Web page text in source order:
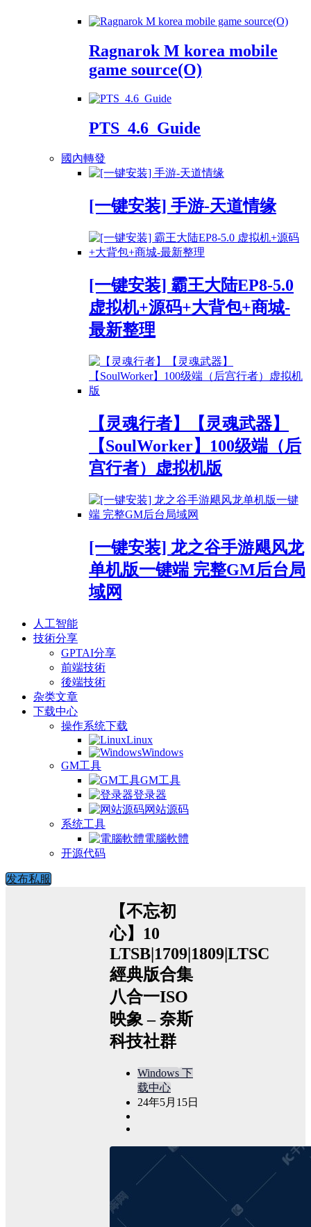
Ragnarok M korea mobile
game source(O)
PTS_4.6_Guide
國內轉發
[一键安装] 手游-天道情缘
[一键安装] 霸王大陆EP8-5.0
虚拟机+源码+大背包+商城-
最新整理
【灵魂行者】【灵魂武器】
【SoulWorker】100级端（后
宫行者）虚拟机版
[一键安装] 龙之谷手游飓风龙
单机版一键端 完整GM后台局
域网
人工智能
技術分享
GPTAI分享
前端技術
後端技術
杂类文章
下载中心
操作系统下载
Linux
Windows
GM工具
GM工具
登录器
网站源码
系统工具
電腦軟體
开源代码
发布私服
【不忘初
心】10
LTSB|1709|1809|LTSC
經典版合集
八合一ISO
映象 – 奈斯
科技社群
Windows 下
载中心
24年5月15日